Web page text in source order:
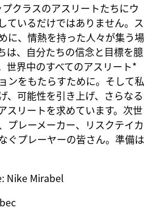
クラスのアスリートたちにウ
ているだけではありません。ス
に、情熱を持った人々が集う場
は、自分たちの信念と目標を臆
世界中のすべてのアスリート*
ンをもたらすために。そして私
、可能性を引き上げ、さらなる
スリートを求めています。次世
プレーメーカー、リスクテイカ
ぐプレーヤーの皆さん。準備は
Nike Mirabel